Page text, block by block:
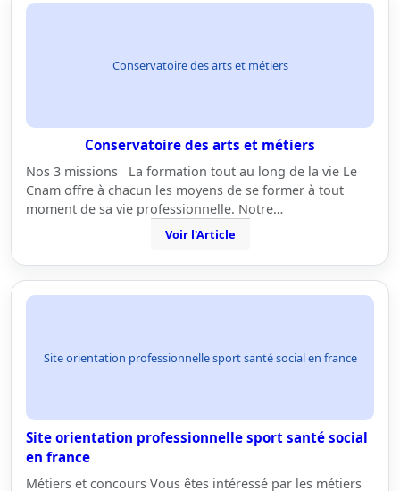
Conservatoire des arts et métiers
Conservatoire des arts et métiers
Nos 3 missions La formation tout au long de la vie Le
Cnam offre à chacun les moyens de se former à tout
moment de sa vie professionnelle. Notre…
Voir l'Article
Site orientation professionnelle sport santé social en france
Site orientation professionnelle sport santé social
en france
Métiers et concours Vous êtes intéressé par les métiers